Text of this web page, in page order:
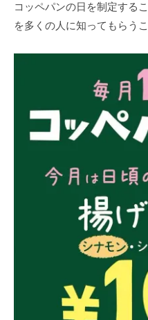
コッペパンの日を制定する
を多くの人に知ってもらう